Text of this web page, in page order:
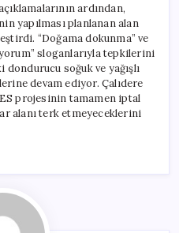
ardından,
yapılması planlanan alan
“Doğama dokunma” ve
sloganlarıyla tepkilerini
soğuk ve yağışlı
devam ediyor. Çalıdere
projesinin tamamen iptal
alanı terk etmeyeceklerini